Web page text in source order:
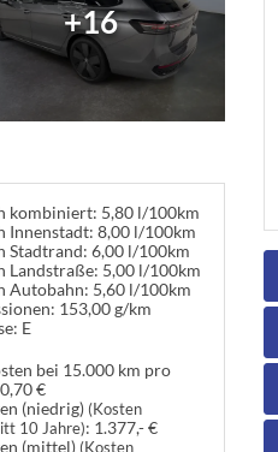
+16
kombiniert: 5,80 l/100km
Innenstadt: 8,00 l/100km
Stadtrand: 6,00 l/100km
Landstraße: 5,00 l/100km
Autobahn: 5,60 l/100km
153,00 g/km
E
bei 15.000 km pro
€
(niedrig) (Kosten
10 Jahre): 1.377,- €
(mittel) (Kosten